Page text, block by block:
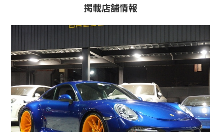
掲載店舗情報